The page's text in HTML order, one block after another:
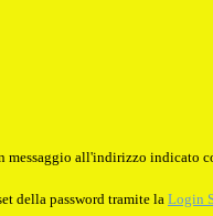
messaggio all'indirizzo indicato
della password tramite la Login